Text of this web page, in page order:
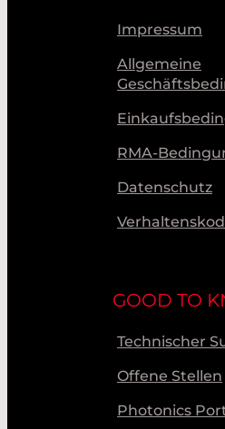
Impressum
Allgemeine
RMA-
Datenschutz
GOOD TO
Technischer
Offene Stellen
Photonics